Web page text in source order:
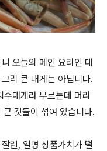
오늘의 메인 요리인 대
리 큰 대게는 아닙니다.
대게라 부르는데 머리
것들이 섞여 있습니다.
린, 일명 상품가치가 떨